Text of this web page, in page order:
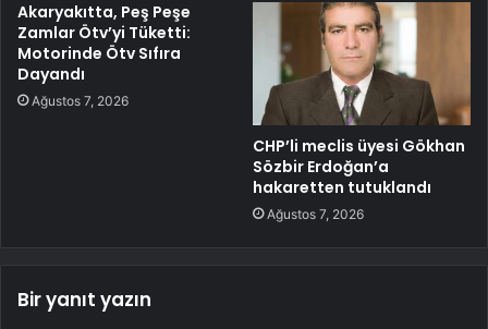
Akaryakıtta, Peş Peşe
Zamlar Ötv’yi Tüketti:
Motorinde Ötv Sıfıra
Dayandı
Ağustos 7, 2026
CHP’li meclis üyesi Gökhan
Sözbir Erdoğan’a
hakaretten tutuklandı
Ağustos 7, 2026
Bir yanıt yazın